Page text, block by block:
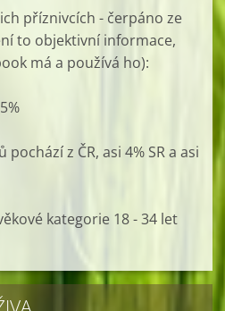
příznivcích - čerpáno ze
to objektivní informace,
má a používá ho):
z ČR, asi 4% SR a asi
kategorie 18 - 34 let